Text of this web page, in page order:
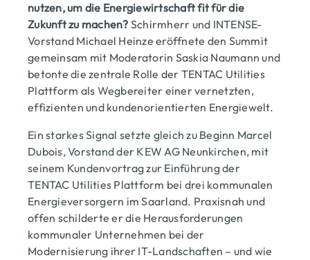
nutzen, um die Energiewirtschaft fit für die
Zukunft zu machen? Schirmherr und INTENSE-
Vorstand Michael Heinze eröffnete den Summit
gemeinsam mit Moderatorin Saskia Naumann und
betonte die zentrale Rolle der TENTAC Utilities
Plattform als Wegbereiter einer vernetzten,
effizienten und kundenorientierten Energiewelt.
Ein starkes Signal setzte gleich zu Beginn Marcel
Dubois, Vorstand der KEW AG Neunkirchen, mit
seinem Kundenvortrag zur Einführung der
TENTAC Utilities Plattform bei drei kommunalen
Energieversorgern im Saarland. Praxisnah und
offen schilderte er die Herausforderungen
kommunaler Unternehmen bei der
Modernisierung ihrer IT-Landschaften – und wie